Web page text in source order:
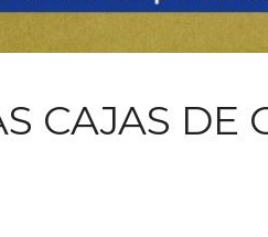
CAJAS DE